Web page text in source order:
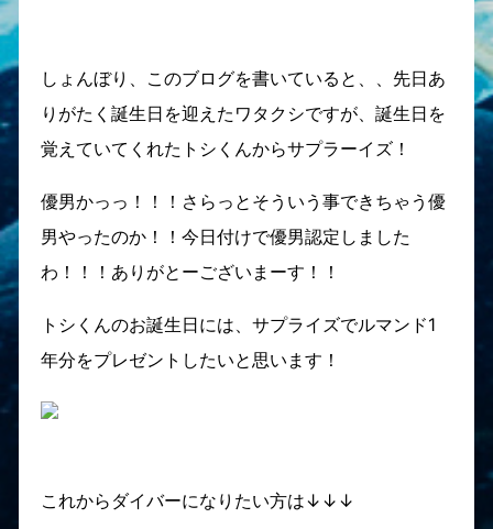
しょんぼり、このブログを書いていると、、先日あ
りがたく誕生日を迎えたワタクシですが、誕生日を
覚えていてくれたトシくんからサプラーイズ！
優男かっっ！！！さらっとそういう事できちゃう優
男やったのか！！今日付けで優男認定しました
わ！！！ありがとーございまーす！！
トシくんのお誕生日には、サプライズでルマンド1
年分をプレゼントしたいと思います！
これからダイバーになりたい方は↓↓↓